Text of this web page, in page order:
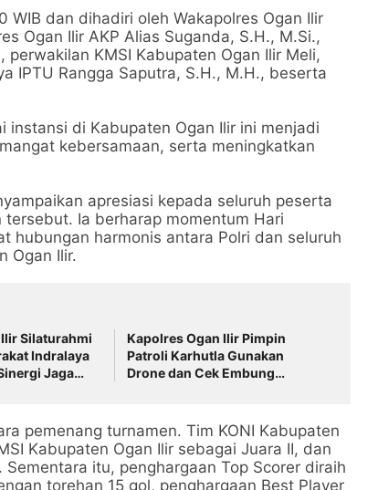
dan dihadiri oleh Wakapolres Ogan Ilir
Ogan Ilir AKP Alias Suganda, S.H., M.Si.,
perwakilan KMSI Kabupaten Ogan Ilir Meli,
IPTU Rangga Saputra, S.H., M.H., beserta
di Kabupaten Ogan Ilir ini menjadi
kebersamaan, serta meningkatkan
apresiasi kepada seluruh peserta
Ia berharap momentum Hari
hubungan harmonis antara Polri dan seluruh
Ogan Ilir.
Silaturahmi
Indralaya
Jaga
Kapolres Ogan Ilir Pimpin
Patroli Karhutla Gunakan
Drone dan Cek Embung
Kemarau
pemenang turnamen. Tim KONI Kabupaten
Kabupaten Ogan Ilir sebagai Juara II, dan
itu, penghargaan Top Scorer diraih
torehan 15 gol, penghargaan Best Player